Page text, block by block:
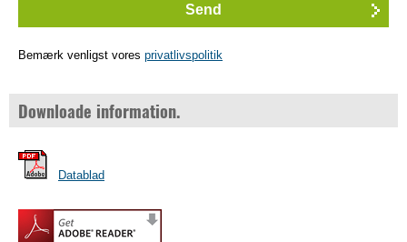
Bemærk venligst vores privatlivspolitik
Downloade information.
Datablad